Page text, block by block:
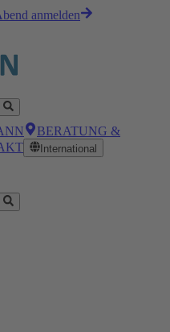
anmelden
BERATUNG &
International